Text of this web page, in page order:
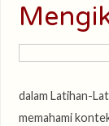
dalam Latihan-
memahami